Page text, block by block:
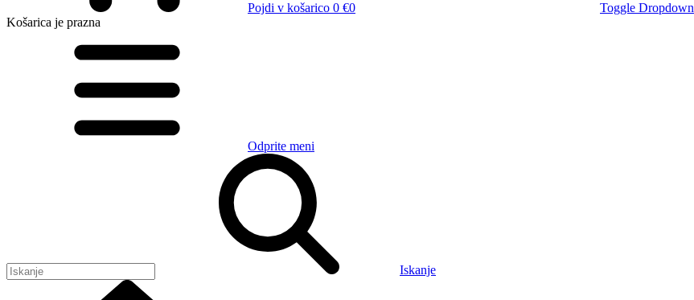
Pojdi v košarico 0 €0
Toggle Dropdown
Košarica je prazna
Odprite meni
Iskanje